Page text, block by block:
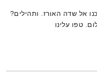
אל שדה האורז. ותהילים?
טפו עלינו